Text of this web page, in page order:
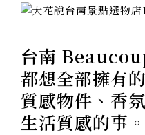
台南
都想全部擁有
質感物件、香
生活質感的事。